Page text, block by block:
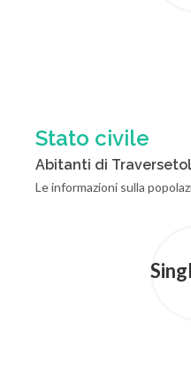
Stato civile
Abitanti di
Le informazioni sulla